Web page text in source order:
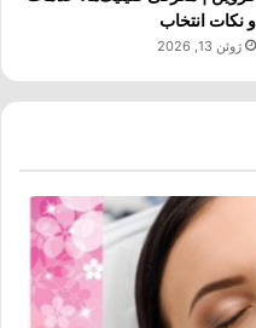
و نکات انتخاب
ژوئن 13, 2026